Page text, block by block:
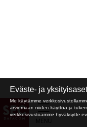
Eväste- ja
Me käytämme
arviomaan niiden käyttöä ja
verkkosivustoamme hyväksytte